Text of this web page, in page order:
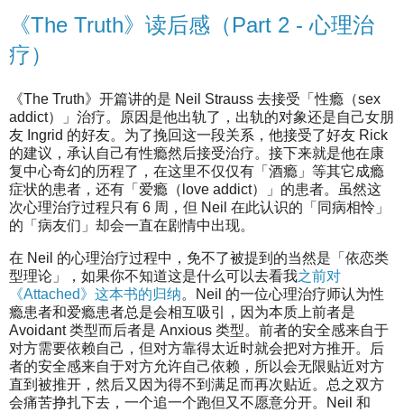
《The Truth》读后感（Part 2 - 心理治
疗）
《The Truth》开篇讲的是 Neil Strauss 去接受「性瘾（sex
addict）」治疗。原因是他出轨了，出轨的对象还是自己女朋
友 Ingrid 的好友。为了挽回这一段关系，他接受了好友 Rick
的建议，承认自己有性瘾然后接受治疗。接下来就是他在康
复中心奇幻的历程了，在这里不仅仅有「酒瘾」等其它成瘾
症状的患者，还有「爱瘾（love addict）」的患者。虽然这
次心理治疗过程只有 6 周，但 Neil 在此认识的「同病相怜」
的「病友们」却会一直在剧情中出现。
在 Neil 的心理治疗过程中，免不了被提到的当然是「依恋类
型理论」，如果你不知道这是什么可以去看我之前对
《Attached》这本书的归纳。Neil 的一位心理治疗师认为性
瘾患者和爱瘾患者总是会相互吸引，因为本质上前者是
Avoidant 类型而后者是 Anxious 类型。前者的安全感来自于
对方需要依赖自己，但对方靠得太近时就会把对方推开。后
者的安全感来自于对方允许自己依赖，所以会无限贴近对方
直到被推开，然后又因为得不到满足而再次贴近。总之双方
会痛苦挣扎下去，一个追一个跑但又不愿意分开。Neil 和